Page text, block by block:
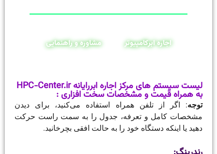
اجاره ابرکامپیوتر مشاوره و راهنمایی
لیست سیستم های مرکز اجاره ابررایانه HPC-Center.ir
به همراه قیمت و مشخصات سخت افزاری :
توجه: اگر از تلفن همراه استفاده می‌کنید، برای دیدن
مشخصات کامل و تعرفه، جدول را به سمت راست حرکت
دهید یا اینکه دستگاه خود را به حالت افقی بچرخانید.